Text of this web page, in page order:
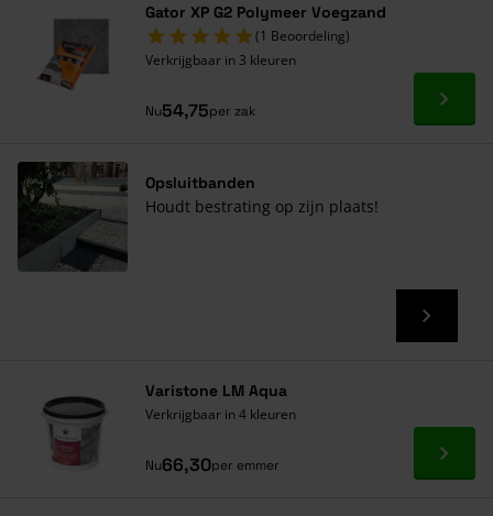
Gator XP G2 Polymeer Voegzand
(1 Beoordeling)
Verkrijgbaar in 3 kleuren
Nu54,75per zak Ga
Opsluitbanden
Houdt bestrating op zijn plaats!
Varistone LM Aqua
Verkrijgbaar in 4 kleuren
Nu66,30per emmer Ga